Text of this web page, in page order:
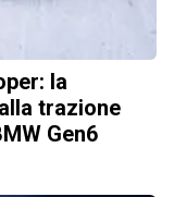
la
trazione
Gen6